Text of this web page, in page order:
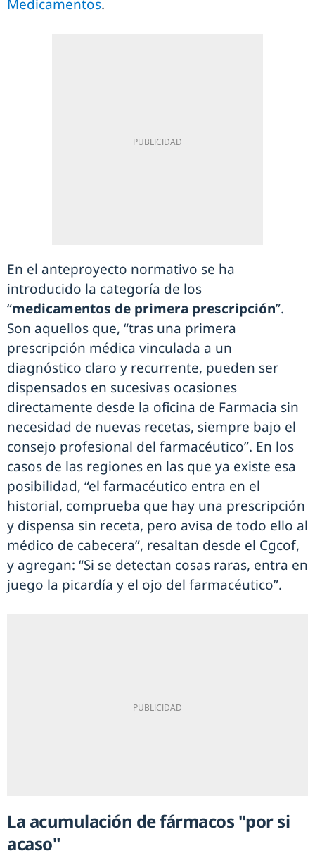
Medicamentos.
En el anteproyecto normativo se ha
introducido la categoría de los
“medicamentos de primera prescripción”.
Son aquellos que, “tras una primera
prescripción médica vinculada a un
diagnóstico claro y recurrente, pueden ser
dispensados en sucesivas ocasiones
directamente desde la oficina de Farmacia sin
necesidad de nuevas recetas, siempre bajo el
consejo profesional del farmacéutico”. En los
casos de las regiones en las que ya existe esa
posibilidad, “el farmacéutico entra en el
historial, comprueba que hay una prescripción
y dispensa sin receta, pero avisa de todo ello al
médico de cabecera”, resaltan desde el Cgcof,
y agregan: “Si se detectan cosas raras, entra en
juego la picardía y el ojo del farmacéutico”.
La acumulación de fármacos "por si
acaso"